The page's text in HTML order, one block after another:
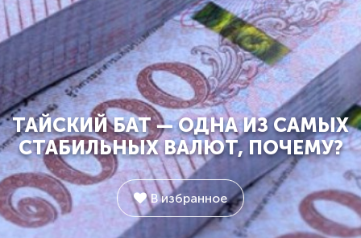
ТАЙСКИЙ БАТ — ОДНА ИЗ САМЫХ
СТАБИЛЬНЫХ ВАЛЮТ, ПОЧЕМУ?
В избранное